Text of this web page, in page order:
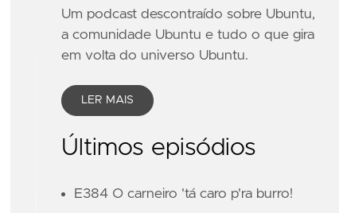
Um podcast descontraído sobre Ubuntu,
a comunidade Ubuntu e tudo o que gira
em volta do universo Ubuntu.
LER MAIS
Últimos episódios
E384 O carneiro 'tá caro p'ra burro!